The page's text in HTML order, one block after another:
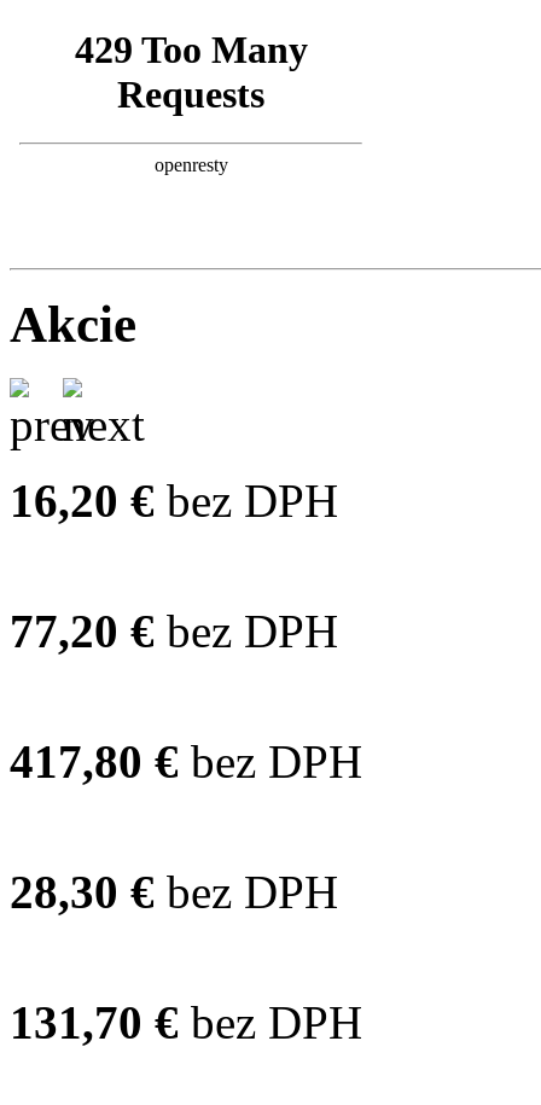
Akcie
16,20 € bez DPH
77,20 € bez DPH
417,80 € bez DPH
28,30 € bez DPH
131,70 € bez DPH